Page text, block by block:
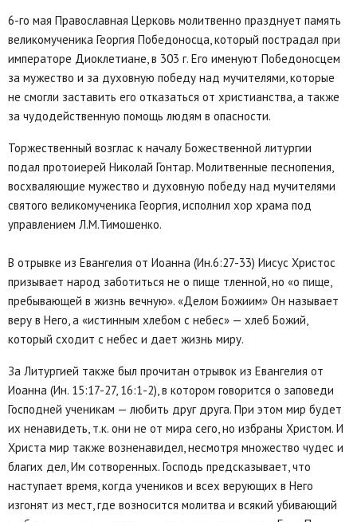
6-го мая Православная Церковь молитвенно празднует память
великомученика Георгия Победоносца, который пострадал при
императоре Диоклетиане, в 303 г. Его именуют Победоносцем
за мужество и за духовную победу над мучителями, которые
не смогли заставить его отказаться от христианства, а также
за чудодейственную помощь людям в опасности.
Торжественный возглас к началу Божественной литургии
подал протоиерей Николай Гонтар. Молитвенные песнопения,
восхваляющие мужество и духовную победу над мучителями
святого великомученика Георгия, исполнил хор храма под
управлением Л.М.Тимошенко.
В отрывке из Евангелия от Иоанна (Ин.6:27-33) Иисус Христос
призывает народ заботиться не о пище тленной, но «о пище,
пребывающей в жизнь вечную». «Делом Божиим» Он называет
веру в Него, а «истинным хлебом с небес» — хлеб Божий,
который сходит с небес и дает жизнь миру.
За Литургией также был прочитан отрывок из Евангелия от
Иоанна (Ин. 15:17-27, 16:1-2), в котором говорится о заповеди
Господней ученикам — любить друг друга. При этом мир будет
их ненавидеть, т.к. они не от мира сего, но избраны Христом. И
Христа мир также возненавидел, несмотря множество чудес и
благих дел, Им сотворенных. Господь предсказывает, что
наступает время, когда учеников и всех верующих в Него
изгонят из мест, где возносится молитва и всякий убивающий